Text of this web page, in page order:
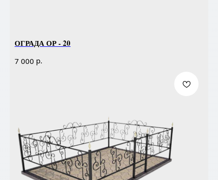
ОГРАДА ОР - 20
7 000 р.